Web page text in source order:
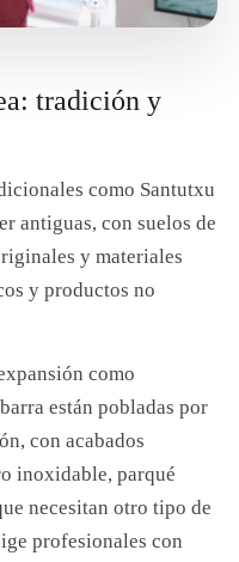
tradición y
como Santutxu
antiguas, con suelos de
y materiales
y productos no
como
están pobladas por
con acabados
inoxidable, parqué
necesitan otro tipo de
profesionales con